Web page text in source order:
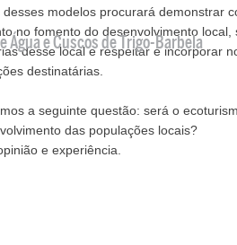
modelos procurará demonstrar
no fomento do desenvolvimento
desse local e respeitar e incorporar
destinatárias.
a seguinte questão: será o
das populações locais?
e experiência.
Água e Cuscos de Trigo-Barbela